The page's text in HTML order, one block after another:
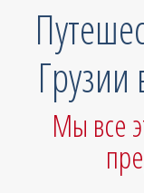
Грузии
Мы все